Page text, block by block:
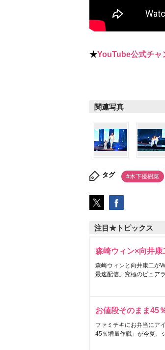
★YouTube公式チャ
関連写真
タグ #木下優樹菜
注目★トピックス
森崎ウィン×向井康
森崎ウィンと向井康二が
最速配信。究極のピュア
お値段そのまま45
ファミチキにお弁当にア
45％増量作戦」が今夏、